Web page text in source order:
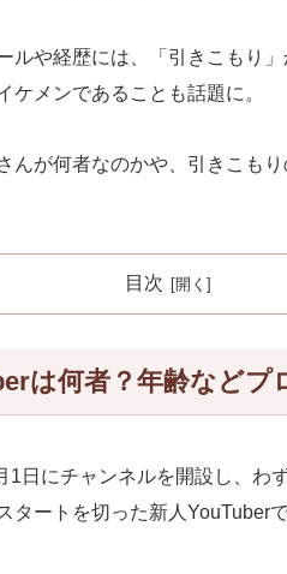
ルや経歴には、「引きこもり
ケメンであることも話題に。
んが何者なのかや、引きこも
目次
は何者？年齢などプ
1日にチャンネルを開設し、わ
タートを切った新人YouTuberで